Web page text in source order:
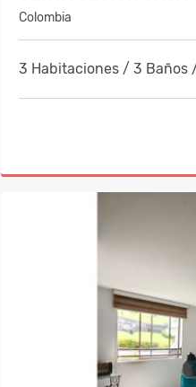
Colombia
3 Habitaciones / 3 Baños